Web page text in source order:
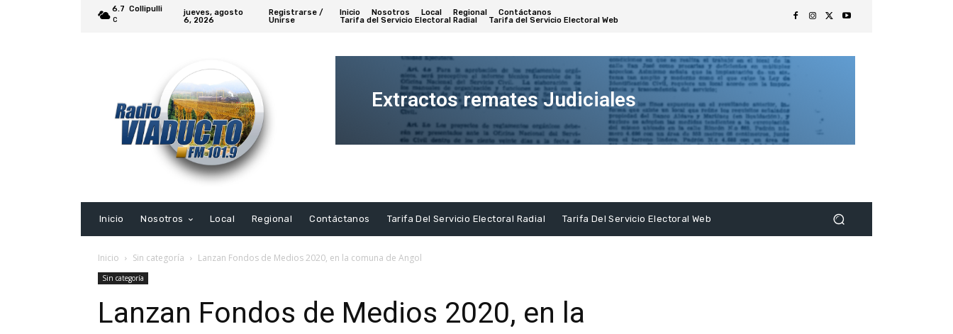
6.7
C
Collipulli
jueves, agosto
6, 2026
Registrarse /
Unirse
Inicio Nosotros Local Regional
Contáctanos
Tarifa del Servicio Electoral Radial
Tarifa del Servicio Electoral Web
Extractos remates Judiciales
Extracto
Inicio
Nosotros Local Regional Contáctanos Tarifa Del Servicio Electoral Radial Tarifa Del Servicio Electoral Web
Inicio Sin categoría Lanzan Fondos de Medios 2020, en la comuna de Angol
Sin categoría
Lanzan Fondos de Medios 2020, en la